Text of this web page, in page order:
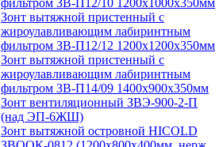
фильтром ЗВ-П12/10 1200х1000х350мм
Зонт вытяжной пристенный с
жироулавливающим лабиринтным
фильтром ЗВ-П12/12 1200х1200х350мм
Зонт вытяжной пристенный с
жироулавливающим лабиринтным
фильтром ЗВ-П14/09 1400х900х350мм
Зонт вентиляционный ЗВЭ-900-2-П
(над ЭП-6ЖШ)
Зонт вытяжной островной HICOLD